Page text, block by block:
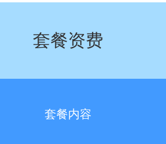
套餐资费
套餐内容